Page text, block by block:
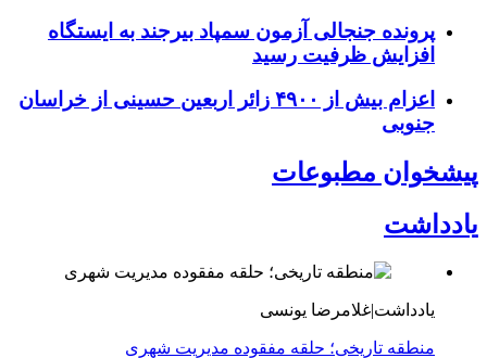
پرونده جنجالی آزمون سمپاد بیرجند به ایستگاه
افزایش ظرفیت رسید
اعزام بیش از ۴۹۰۰ زائر اربعین حسینی از خراسان
جنوبی
پیشخوان مطبوعات
یادداشت
یادداشت|غلامرضا یونسی
منطقه تاریخی؛ حلقه مفقوده مدیریت شهری